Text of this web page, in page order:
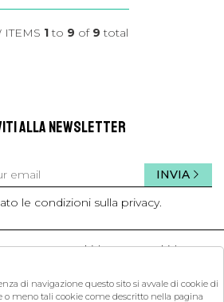
ITEMS 1to 9 of 9 total
ALLA NEWSLETTER
le condizioni sulla privacy.
INVIA
kids kids
di navigazione questo sito si avvale di cookie di
o meno tali cookie come descritto nella pagina